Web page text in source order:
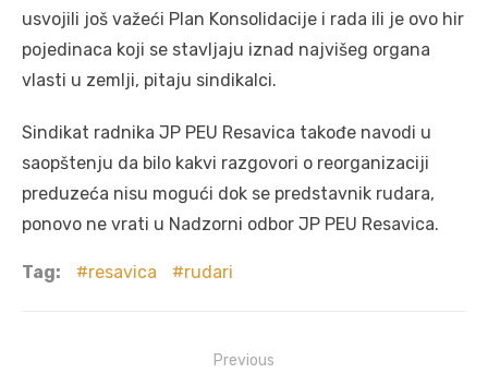
usvojili još važeći Plan Konsolidacije i rada ili je ovo hir
pojedinaca koji se stavljaju iznad najvišeg organa
vlasti u zemlji, pitaju sindikalci.
Sindikat radnika JP PEU Resavica takođe navodi u
saopštenju da bilo kakvi razgovori o reorganizaciji
preduzeća nisu mogući dok se predstavnik rudara,
ponovo ne vrati u Nadzorni odbor JP PEU Resavica.
Tag: resavica rudari
Previous